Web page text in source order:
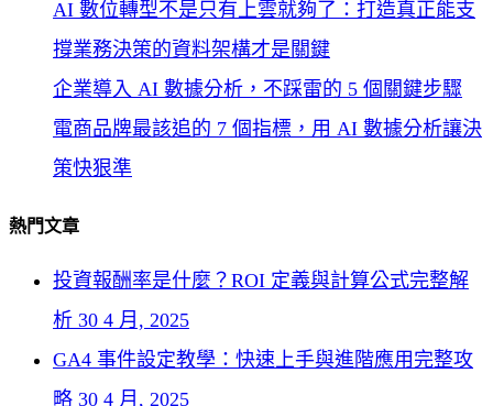
AI 數位轉型不是只有上雲就夠了：打造真正能支
撐業務決策的資料架構才是關鍵
企業導入 AI 數據分析，不踩雷的 5 個關鍵步驟
電商品牌最該追的 7 個指標，用 AI 數據分析讓決
策快狠準
熱門文章
投資報酬率是什麼？ROI 定義與計算公式完整解
析 30 4 月, 2025
GA4 事件設定教學：快速上手與進階應用完整攻
略 30 4 月, 2025